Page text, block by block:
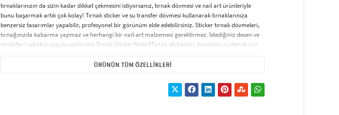
tırnaklarınızın da sizin kadar dikkat çekmesini istiyorsanız, tırnak dövmesi ve nail art ürünleriyle
bunu başarmak artık çok kolay! Tırnak sticker ve su transfer dövmesi kullanarak tırnaklarınıza
benzersiz tasarımlar yapabilir, profesyonel bir görünüm elde edebilirsiniz. Sticker tırnak dövmeleri,
tırnağınızda kabarma yapmaz ve herhangi bir nail-art malzemesi gerektirmez. İstediğiniz desen ve
modelleri rahatça uygulayabilirsiniz.Tırnak Sticker Nedir?Tırnak stickerları, tırnakları süslemek için
süsleme sonucu elde etmenizi sağlar. Tırnak sticker çeşitleri arasında; tırnağın tamamını kaplayan,
tek renk oje görünümü verenler ve minik şekillerle süslenen modeller yer almaktadır. Ayrıca, çiçek,
karikatür figürleri ve hayvan desenleri gibi çok çeşitli seçenekler de mevcuttur.Tırnak Sticker Nasıl
Uygulanır?Tırnak sticker uygulaması, hızlı ve kolaydır. İşte adım adım nasıl yapılacağı:Tırnaklarınız
ÜRÜNÜN TÜM ÖZELLIKLERI